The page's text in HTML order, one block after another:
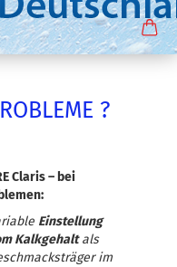
?
Claris – bei
Einstellung
Kalkgehaltals
im